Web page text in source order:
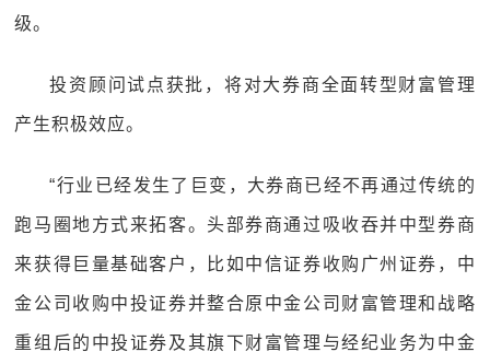
级。
投资顾问试点获批，将对大券商全面转型财富管理
产生积极效应。
“行业已经发生了巨变，大券商已经不再通过传统的
跑马圈地方式来拓客。头部券商通过吸收吞并中型券商
来获得巨量基础客户，比如中信证券收购广州证券，中
金公司收购中投证券并整合原中金公司财富管理和战略
重组后的中投证券及其旗下财富管理与经纪业务为中金